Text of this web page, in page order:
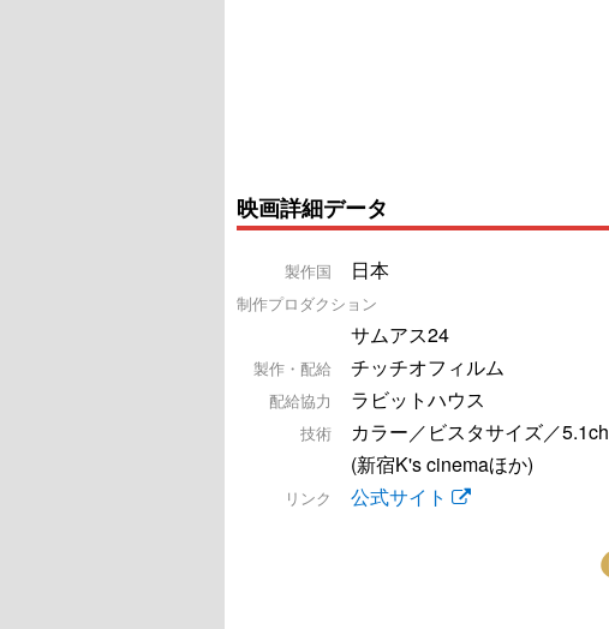
映画詳細データ
製作国 日本
制作プロダクション
サムアス24
製作・配給 チッチオフィルム
配給協力 ラビットハウス
技術
カラー／ビスタサイズ／5.1ch
(新宿K's cinemaほか)
リンク 公式サイト